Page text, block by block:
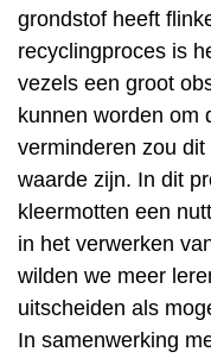
grondstof heeft
recyclingproces is
vezels een groot
kunnen worden om
verminderen zou
waarde zijn. In dit
kleermotten een
in het verwerken
wilden we meer
uitscheiden als
In samenwerking